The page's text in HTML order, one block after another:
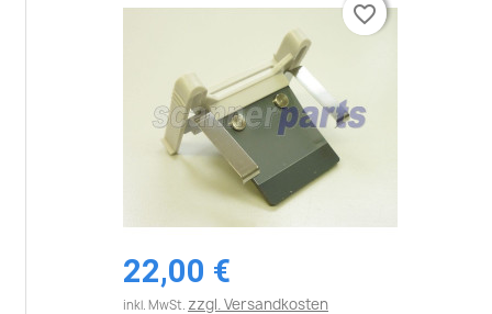
22,00 €
inkl. MwSt. zzgl. Versandkosten
favorite_border
favorite_border